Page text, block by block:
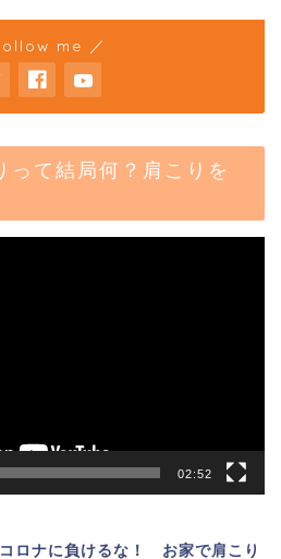
me ／
って結局何？肩こりを
02:52
コロナに負けるな！ お家で肩こり